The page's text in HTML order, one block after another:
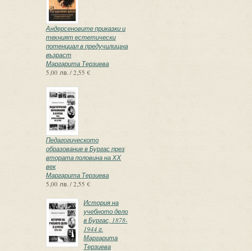
Андерсеновите приказки и
техният естетически
потенциал в предучилищна
възраст
Маргарита Терзиева
5,00 лв. / 2,55 €
Педагогическото
образование в Бургас през
втората половина на ХХ
век
Маргарита Терзиева
5,00 лв. / 2,55 €
История на
учебното дело
в Бургас, 1878-
1944 г.
Маргарита
Терзиева